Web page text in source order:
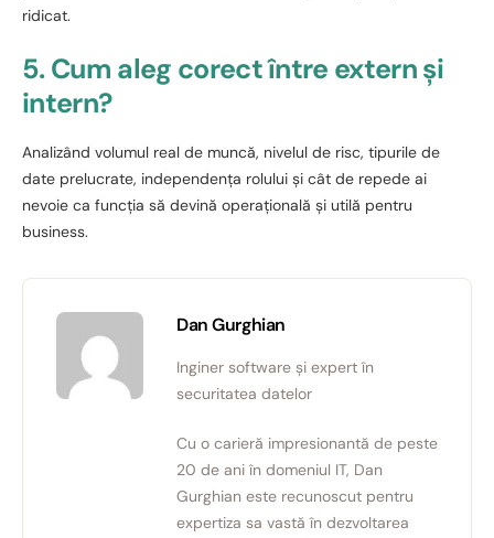
ridicat.
5. Cum aleg corect între extern și
intern?
Analizând volumul real de muncă, nivelul de risc, tipurile de
date prelucrate, independența rolului și cât de repede ai
nevoie ca funcția să devină operațională și utilă pentru
business.
Dan Gurghian
Inginer software și expert în
securitatea datelor
Cu o carieră impresionantă de peste
20 de ani în domeniul IT, Dan
Gurghian este recunoscut pentru
expertiza sa vastă în dezvoltarea